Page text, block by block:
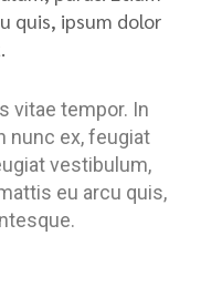
quis, ipsum dolor
vitae tempor. In
nunc ex, feugiat
vestibulum,
eu arcu quis,